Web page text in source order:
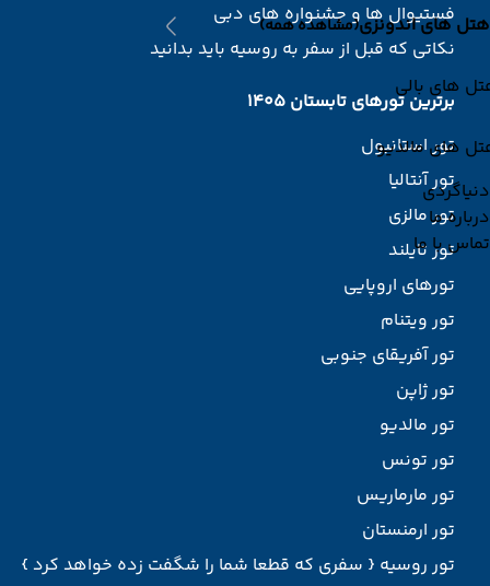
هتل های اندونزی(مشاهده همه)
های بالی
های مالدیو
دنیاگردی
درباره ما
تماس با ما
فستیوال ها و جشنواره های دبی
نکاتی که قبل از سفر به روسیه باید بدانید
برترین تورهای تابستان 1405
تور استانبول
تور آنتالیا
تور مالزی
تور تایلند
تورهای اروپایی
تور ویتنام
تور آفریقای جنوبی
تور ژاپن
تور مالدیو
تور تونس
تور مارماریس
تور ارمنستان
تور روسیه { سفری که قطعا شما را شگفت زده خواهد کرد }